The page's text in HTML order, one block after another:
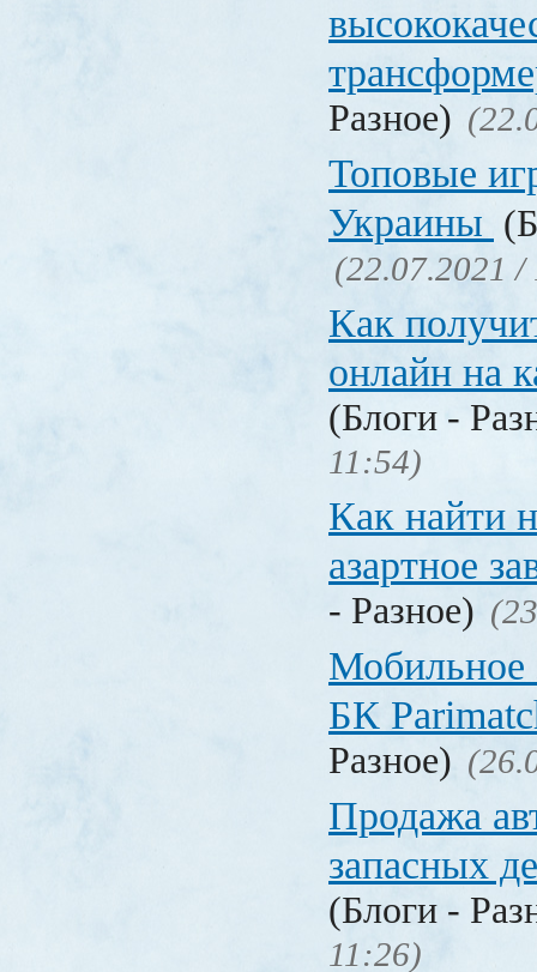
Разное)
Топовые
Украины
(22.07.2021 /
Как
онлайн на
(Блоги -
11:54)
Как найти
азартное
- Разное)
Мобильное
БК
Разное)
Продажа
запасных
(Блоги -
11:26)